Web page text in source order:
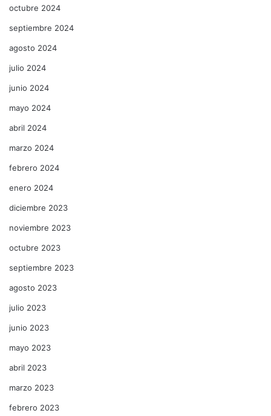
octubre 2024
septiembre 2024
agosto 2024
julio 2024
junio 2024
mayo 2024
abril 2024
marzo 2024
febrero 2024
enero 2024
diciembre 2023
noviembre 2023
octubre 2023
septiembre 2023
agosto 2023
julio 2023
junio 2023
mayo 2023
abril 2023
marzo 2023
febrero 2023